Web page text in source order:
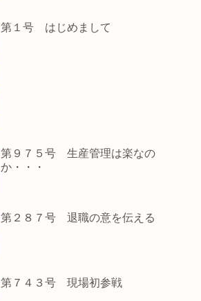
第１号 はじめまして
第９７５号 生産管理は楽なの
か・・・
第２８７号 退職の意を伝える
第７４３号 現場初参戦